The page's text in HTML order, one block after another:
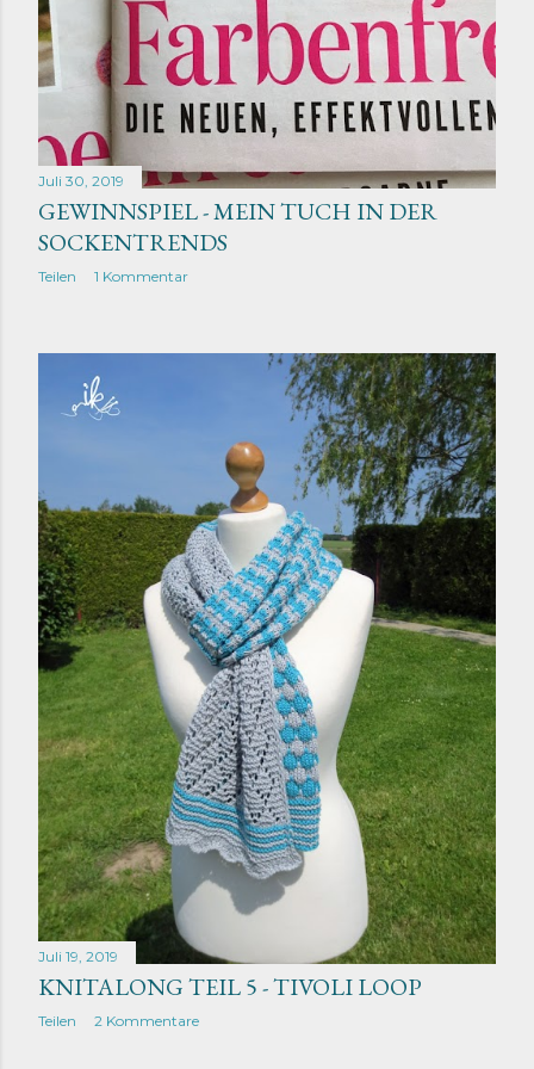
Juli 30, 2019
GEWINNSPIEL - MEIN TUCH IN DER
SOCKENTRENDS
Teilen 1 Kommentar
Juli 19, 2019
KNITALONG TEIL 5 - TIVOLI LOOP
Teilen 2 Kommentare